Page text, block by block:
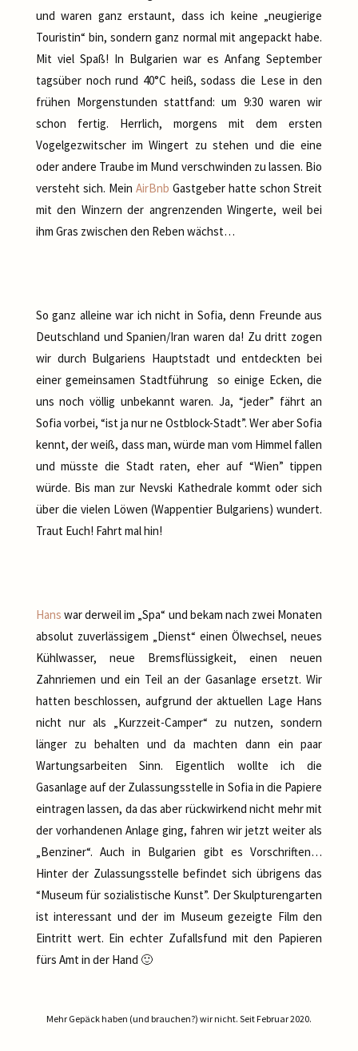
und waren ganz erstaunt, dass ich keine „neugierige
Touristin“ bin, sondern ganz normal mit angepackt habe.
Mit viel Spaß! In Bulgarien war es Anfang September
tagsüber noch rund 40°C heiß, sodass die Lese in den
frühen Morgenstunden stattfand: um 9:30 waren wir
schon fertig. Herrlich, morgens mit dem ersten
Vogelgezwitscher im Wingert zu stehen und die eine
oder andere Traube im Mund verschwinden zu lassen. Bio
versteht sich. Mein AirBnb Gastgeber hatte schon Streit
mit den Winzern der angrenzenden Wingerte, weil bei
ihm Gras zwischen den Reben wächst…
So ganz alleine war ich nicht in Sofia, denn Freunde aus
Deutschland und Spanien/Iran waren da! Zu dritt zogen
wir durch Bulgariens Hauptstadt und entdeckten bei
einer gemeinsamen Stadtführung so einige Ecken, die
uns noch völlig unbekannt waren. Ja, “jeder” fährt an
Sofia vorbei, “ist ja nur ne Ostblock-Stadt”. Wer aber Sofia
kennt, der weiß, dass man, würde man vom Himmel fallen
und müsste die Stadt raten, eher auf “Wien” tippen
würde. Bis man zur Nevski Kathedrale kommt oder sich
über die vielen Löwen (Wappentier Bulgariens) wundert.
Traut Euch! Fahrt mal hin!
Hans war derweil im „Spa“ und bekam nach zwei Monaten
absolut zuverlässigem „Dienst“ einen Ölwechsel, neues
Kühlwasser, neue Bremsflüssigkeit, einen neuen
Zahnriemen und ein Teil an der Gasanlage ersetzt. Wir
hatten beschlossen, aufgrund der aktuellen Lage Hans
nicht nur als „Kurzzeit-Camper“ zu nutzen, sondern
länger zu behalten und da machten dann ein paar
Wartungsarbeiten Sinn. Eigentlich wollte ich die
Gasanlage auf der Zulassungsstelle in Sofia in die Papiere
eintragen lassen, da das aber rückwirkend nicht mehr mit
der vorhandenen Anlage ging, fahren wir jetzt weiter als
„Benziner“. Auch in Bulgarien gibt es Vorschriften…
Hinter der Zulassungsstelle befindet sich übrigens das
“Museum für sozialistische Kunst”. Der Skulpturengarten
ist interessant und der im Museum gezeigte Film den
Eintritt wert. Ein echter Zufallsfund mit den Papieren
fürs Amt in der Hand 🙂
Mehr Gepäck haben (und brauchen?) wir nicht. Seit Februar 2020.